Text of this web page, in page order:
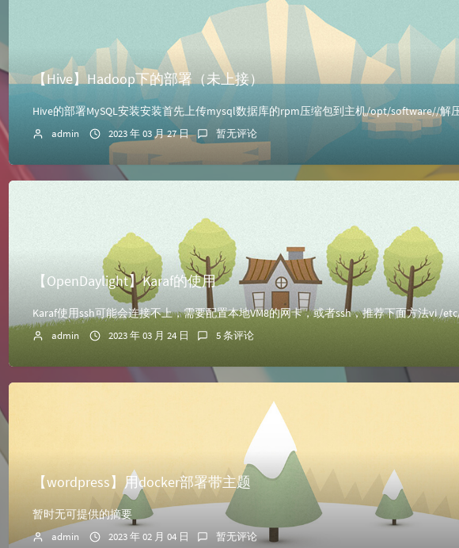
【Hive】Hadoop下的部署（未上接）
admin 2023 年 03 月 27 日 暂无评论
【OpenDaylight】Karaf的使用
admin 2023 年 03 月 24 日 5 条评论
【wordpress】用docker部署带主题
暂时无可提供的摘要
admin 2023 年 02 月 04 日 暂无评论